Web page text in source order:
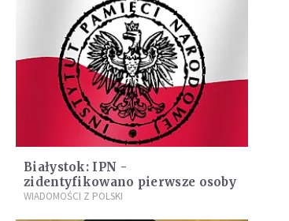
Białystok: IPN -
zidentyfikowano pierwsze osoby
WIADOMOŚCI Z POLSKI